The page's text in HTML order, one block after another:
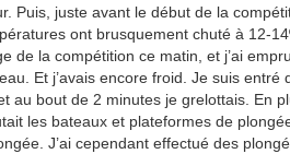
Puis, juste avant le début de la
ont brusquement chuté à 12-
de la compétition ce matin, et j’ai
Et j’avais encore froid. Je suis entré
au bout de 2 minutes je grelottais. En
les bateaux et plateformes de
J’ai cependant effectué des